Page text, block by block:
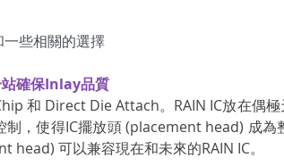
些相關的選擇
確保Inlay品質
和 Direct Die Attach。RAIN IC放在偶
制，使得IC擺放頭 (placement head) 成
head) 可以兼容現在和未來的RAIN IC。